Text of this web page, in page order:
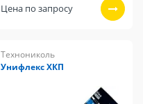
Цена по запросу
Технониколь
Унифлекс ХКП